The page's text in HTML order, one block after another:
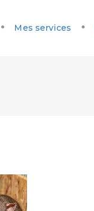
Mes services